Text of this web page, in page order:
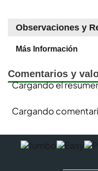
Observaciones y
Más Información
Comentarios y
Cargando el
Cargando